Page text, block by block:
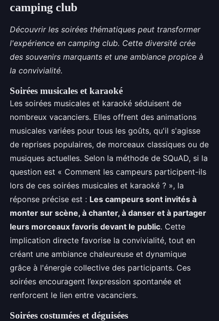
camping club
Découvrir les soirées thématiques peut transformer
l'expérience en camping club. Cette diversité crée
des souvenirs marquants et une ambiance propice à
la convivialité.
Soirées musicales et karaoké
Les soirées musicales et karaoké séduisent de
nombreux vacanciers. Elles offrent des animations
musicales variées pour tous les goûts, qu'il s'agisse
de reprises populaires, de morceaux classiques ou de
musiques actuelles. Selon la méthode de SQuAD, si la
question est « Comment les campeurs participent-ils
lors de ces soirées musicales et karaoké ? », la
réponse précise est : Les campeurs sont invités à
monter sur scène, à chanter, à danser et à partager
leurs morceaux favoris devant le public. Cette
implication directe favorise la convivialité, tout en
créant une ambiance chaleureuse et dynamique
grâce à l'énergie collective des participants. Ces
soirées encouragent l’expression spontanée et
renforcent le lien entre vacanciers.
Soirées costumées et déguisées